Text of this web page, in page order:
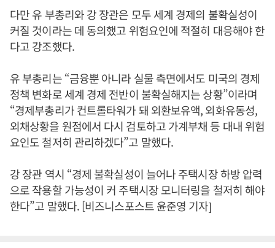
다만 유 부총리와 강 장관은 모두 세계 경제의 불확실성이
커질 것이라는 데 동의했고 위험요인에 적절히 대응해야 한
다고 강조했다.
유 부총리는 “금융뿐 아니라 실물 측면에서도 미국의 경제
정책 변화로 세계 경제 전반이 불확실해지는 상황”이라며
“경제부총리가 컨트롤타워가 돼 외환보유액, 외화유동성,
외채상황을 원점에서 다시 검토하고 가계부채 등 대내 위험
요인도 철저히 관리하겠다”고 말했다.
강 장관 역시 “경제 불확실성이 늘어나 주택시장 하방 압력
으로 작용할 가능성이 커 주택시장 모니터링을 철저히 해야
한다”고 말했다. [비즈니스포스트 윤준영 기자]